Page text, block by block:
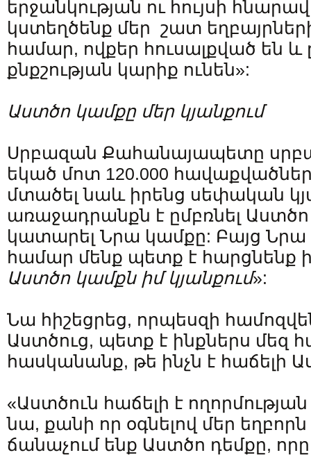
երջանկության ու հույսի
կստեղծենք մեր շատ եղբայրների
համար, ովքեր հուսալքված են և
քնքշության կարիք ունեն»:
Աստծո կամքը մեր կյանքում
Սրբազան Քահանայապետը
եկած մոտ 120.000
մտածել նաև իրենց սեփական
առաջադրանքն է ըմբռնել
կատարել Նրա կամքը: Բայց Նրա
համար մենք պետք է հարցնենք
Աստծո կամքն իմ կյանքում»:
Նա հիշեցրեց, որպեսզի
Աստծուց, պետք է ինքներս մեզ
հասկանանք, թե ինչն է հաճելի
«Աստծուն հաճելի է
նա, քանի որ օգնելով մեր եղբորն
ճանաչում ենք Աստծո դեմքը, որը